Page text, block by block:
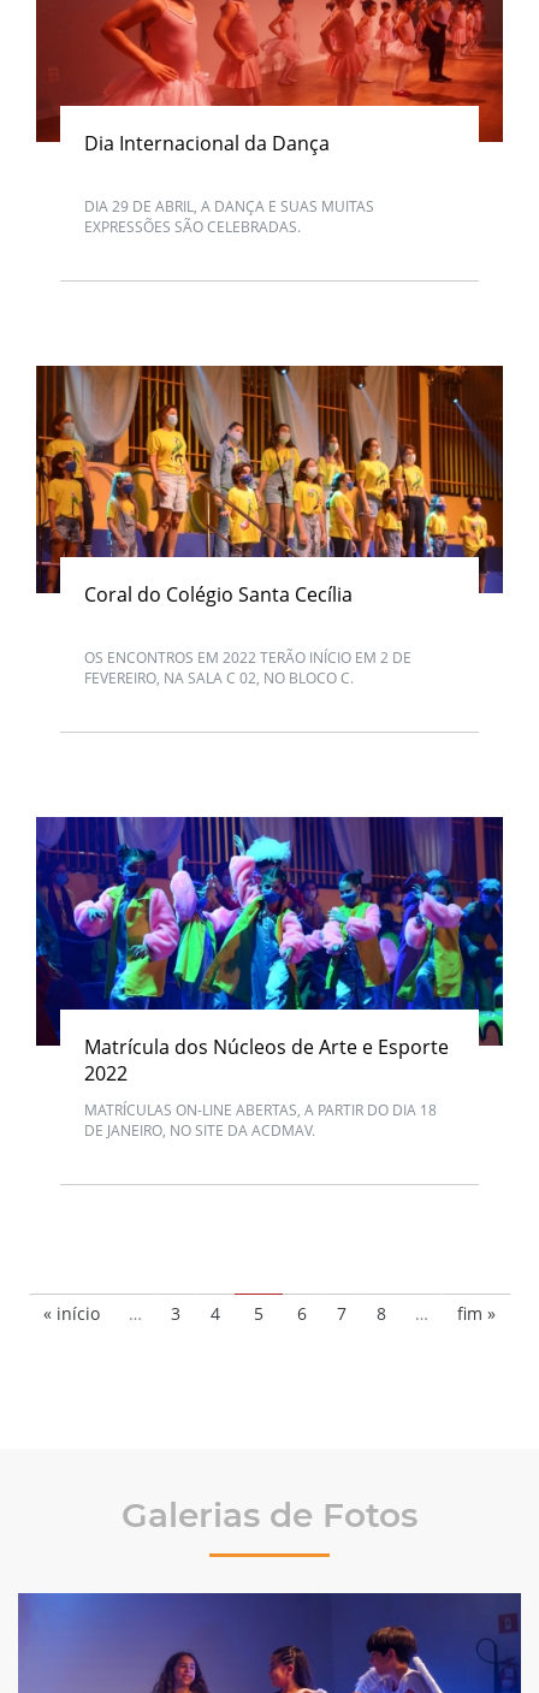
Dia Internacional da Dança
DIA 29 DE ABRIL, A DANÇA E SUAS MUITAS
EXPRESSÕES SÃO CELEBRADAS.
Coral do Colégio Santa Cecília
OS ENCONTROS EM 2022 TERÃO INÍCIO EM 2 DE
FEVEREIRO, NA SALA C 02, NO BLOCO C.
Matrícula dos Núcleos de Arte e Esporte
2022
MATRÍCULAS ON-LINE ABERTAS, A PARTIR DO DIA 18
DE JANEIRO, NO SITE DA ACDMAV.
« início … 3 4 5 6 7 8 … fim »
Galerias de Fotos